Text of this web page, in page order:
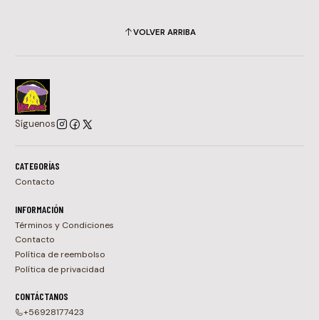
VOLVER ARRIBA
Síguenos
CATEGORÍAS
Contacto
INFORMACIÓN
Términos y Condiciones
Contacto
Política de reembolso
Política de privacidad
CONTÁCTANOS
+56928177423